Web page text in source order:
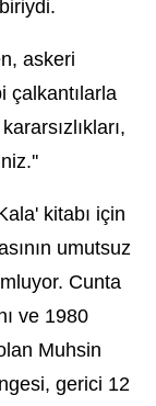
askeri
çalkantılarla
kitabı için
umutsuz
Cunta
ve 1980
Muhsin
gerici 12